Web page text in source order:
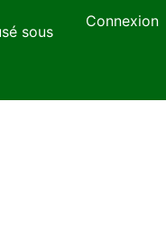
sous
Connexion